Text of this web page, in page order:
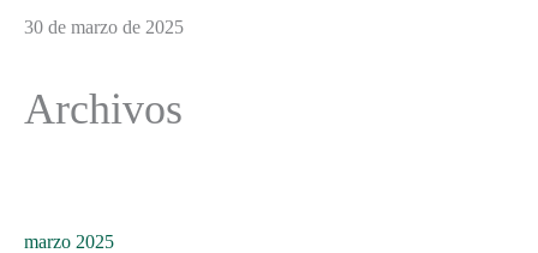
30 de marzo de 2025
Archivos
marzo 2025